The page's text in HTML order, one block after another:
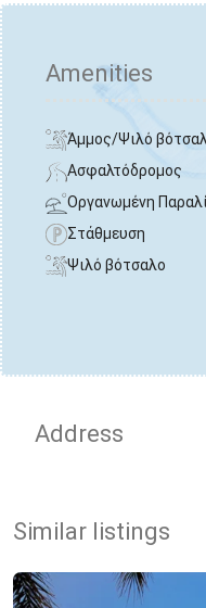
Amenities
Άμμος/Ψιλό
Ασφαλτόδρομος
Οργανωμένη
Στάθμευση
Ψιλό βότσαλο
Address
Similar listings